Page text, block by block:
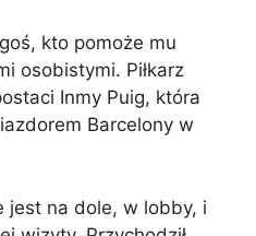
kto pomoże mu
osobistymi. Piłkarz
Inmy Puig, która
Barcelony w
jest na dole, w lobby, i